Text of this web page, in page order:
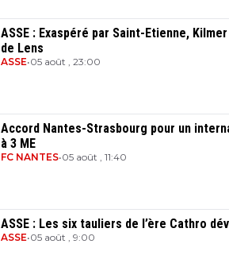
ASSE : Exaspéré par Saint-Etienne,
de Lens
ASSE•05 août , 23:00
Accord Nantes-Strasbourg pour un
à 3 ME
FC NANTES•05 août , 11:40
ASSE : Les six tauliers de l’ère Cathro
ASSE•05 août , 9:00